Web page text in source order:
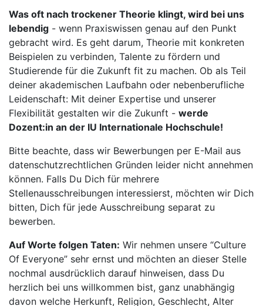
Was oft nach trockener Theorie klingt, wird bei uns
lebendig - wenn Praxiswissen genau auf den Punkt
gebracht wird. Es geht darum, Theorie mit konkreten
Beispielen zu verbinden, Talente zu fördern und
Studierende für die Zukunft fit zu machen. Ob als Teil
deiner akademischen Laufbahn oder nebenberufliche
Leidenschaft: Mit deiner Expertise und unserer
Flexibilität gestalten wir die Zukunft - werde
Dozent:in an der IU Internationale Hochschule!
Bitte beachte, dass wir Bewerbungen per E-Mail aus
datenschutzrechtlichen Gründen leider nicht annehmen
können. Falls Du Dich für mehrere
Stellenausschreibungen interessierst, möchten wir Dich
bitten, Dich für jede Ausschreibung separat zu
bewerben.
Auf Worte folgen Taten: Wir nehmen unsere “Culture
Of Everyone” sehr ernst und möchten an dieser Stelle
nochmal ausdrücklich darauf hinweisen, dass Du
herzlich bei uns willkommen bist, ganz unabhängig
davon welche Herkunft, Religion, Geschlecht, Alter